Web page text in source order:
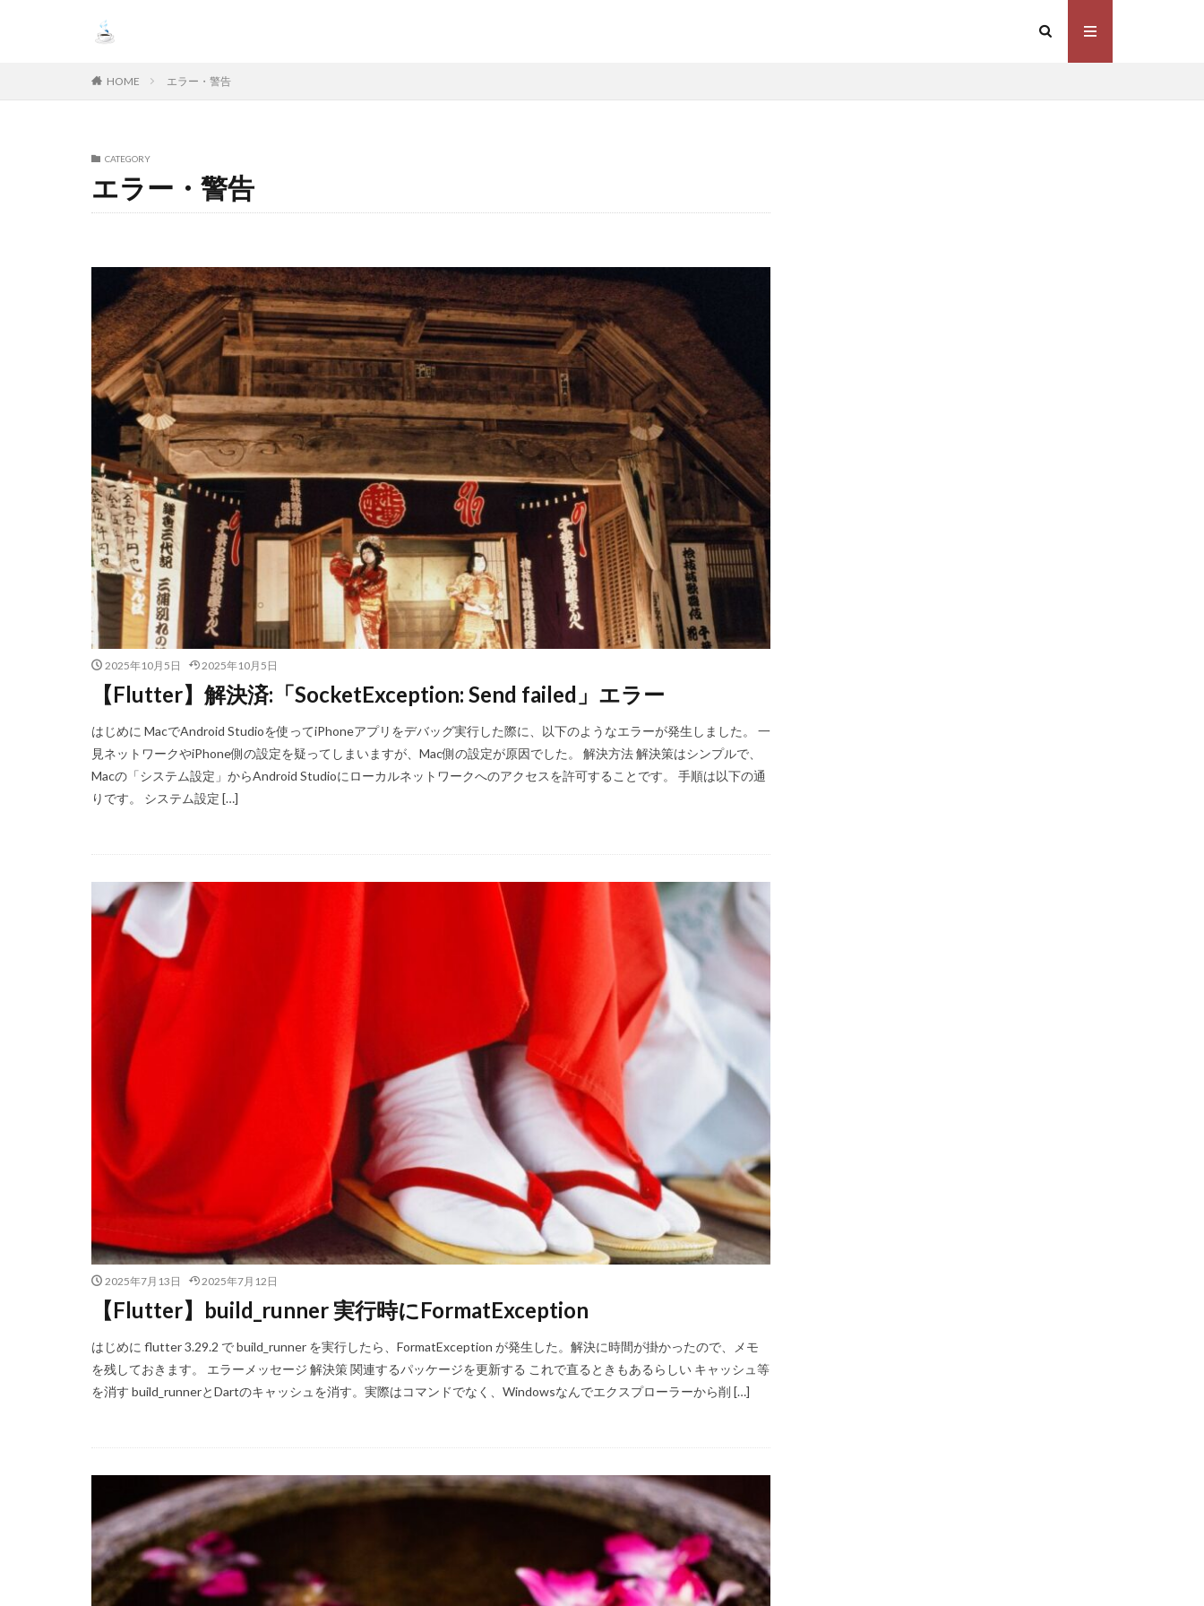
HOME エラー・警告
CATEGORY
エラー・警告
2025年10月5日 2025年10月5日
【Flutter】解決済:「SocketException: Send failed」エラー
はじめに MacでAndroid Studioを使ってiPhoneアプリをデバッグ実行した際に、以下のようなエラーが発生しました。 一
見ネットワークやiPhone側の設定を疑ってしまいますが、Mac側の設定が原因でした。 解決方法 解決策はシンプルで、
Macの「システム設定」からAndroid Studioにローカルネットワークへのアクセスを許可することです。 手順は以下の通
りです。 システム設定 […]
2025年7月13日 2025年7月12日
【Flutter】build_runner 実行時にFormatException
はじめに flutter 3.29.2 で build_runner を実行したら、FormatException が発生した。解決に時間が掛かったので、メモ
を残しておきます。 エラーメッセージ 解決策 関連するパッケージを更新する これで直るときもあるらしい キャッシュ等
を消す build_runnerとDartのキャッシュを消す。実際はコマンドでなく、Windowsなんでエクスプローラーから削 […]